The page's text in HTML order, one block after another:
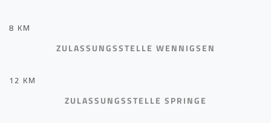
8 KM
ZULASSUNGSSTELLE WENNIGSEN
12 KM
ZULASSUNGSSTELLE SPRINGE